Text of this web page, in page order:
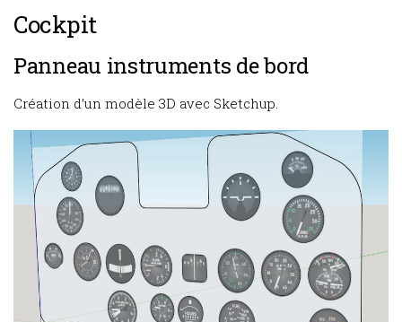
Cockpit
Panneau instruments de bord
Création d’un modèle 3D avec Sketchup.